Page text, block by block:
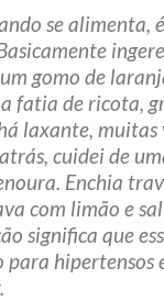
se alimenta,
gomo de
fatia de ricota,
laxante, muitas
cuidei de
Enchia
com limão e
significa que
para hipertensos